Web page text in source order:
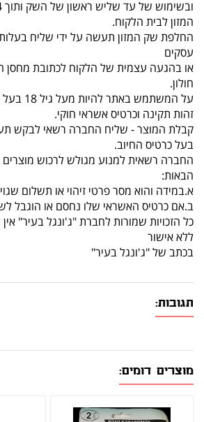
ובשימוש של עד שליש ראשון של השק ותוך 14 ימים מיום קבלת
המזון לבית הלקוח.
עסקים
חולון.
על המשתמש באתר להיות מעל גיל 18 בעל תעודת
זהות תקינה וכרטיס אשראי חוקי.
קבלת המוצר - שליח החברה רשאי לבקש
בעל כרטיס החיוב.
החברה רשאית למנוע מגולש לרכוש
הבאות:
א.במידה והוא מסר פרטי זיהוי או תשלום
ב.אם כרטיס האשראי שלו נחסם או הוגבל
כל הזכויות שמורות לחברת "ג'ונגל בעיר"
ללא אישור
בכתב של "ג'ונגל בעיר"
תגובות:
מוצרים דומים: